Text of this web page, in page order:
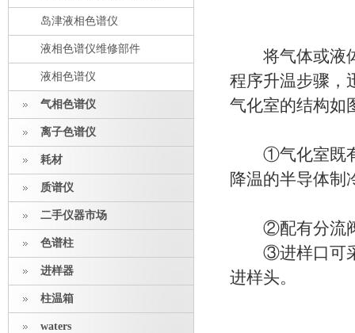
岛津液相色谱仪
液相色谱仪维修部件
液相色谱仪
气相色谱仪
离子色谱仪
耗材
质谱仪
二手仪器市场
色谱柱
进样器
柱温箱
waters
将气体或液体
程序升温步骤，
气化室的结构如
①气化室既有
降温的半导体制
②配有分流阀
③进样口可采
进样头。